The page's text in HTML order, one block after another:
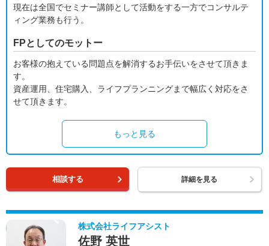
現在は全国でセミナー講師として活動をする一方でコンサルテ
ィング業務も行う。
FPとしてのモットー
お客様の抱えている問題点を解消するお手伝いをさせて頂きま
す。
資産運用、住宅購入、ライフプランニングまで幅広く対応をさ
せて頂きます。
もっと見る
相談する 詳細を見る
株式会社ライフアシスト
佐野 英世